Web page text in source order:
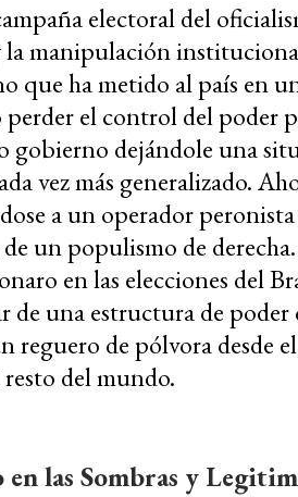
electoral del
manipulación
que ha metido al país en
perder el control del poder
gobierno dejándole una
vez más generalizado.
a un operador
un populismo de
en las elecciones del
de una estructura de
reguero de pólvora desde
resto del mundo.
en las Sombras y